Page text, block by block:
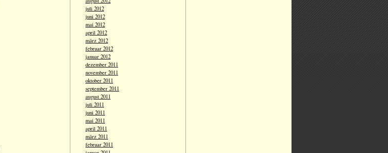
juli 2012
juni 2012
mai 2012
april 2012
märz 2012
februar 2012
januar 2012
dezember 2011
november 2011
oktober 2011
september 2011
august 2011
juli 2011
juni 2011
mai 2011
april 2011
märz 2011
februar 2011